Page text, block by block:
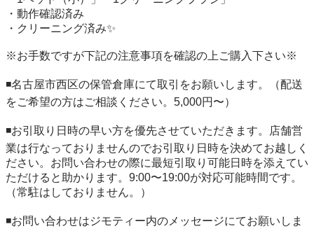
・動作確認済み
・クリーニング済み✨
※お手数ですが下記の注意事項を確認の上ご購入下さい※
◾️名古屋市西区の保管倉庫にて取引をお願いします。（配送
をご希望の方はご相談ください。5,000円〜）
◾️お引取り日時の早い方を優先させていただきます。店舗営
業は行なっておりませんのでお引取り日時を決めてお越しく
ださい。お問い合わせの際に最短引取り可能日時を添えてい
ただけると助かります。9:00〜19:00が対応可能時間です。
（常駐はしておりません。）
◾️お問い合わせはジモティー内のメッセージにてお願いしま